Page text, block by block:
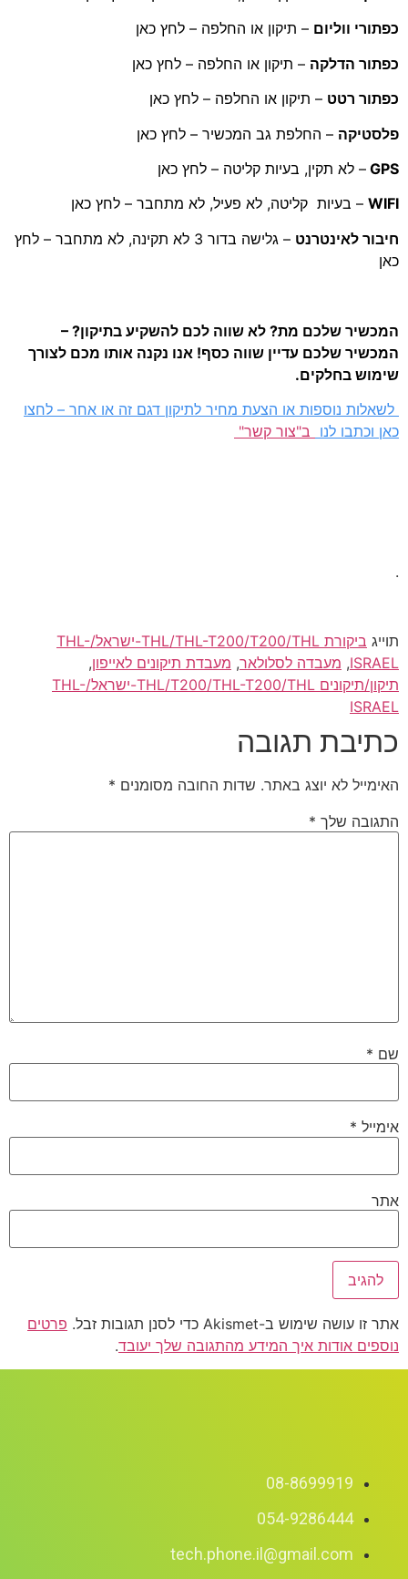
כפתורי ווליום – תיקון או החלפה – לחץ כאן
כפתור הדלקה – תיקון או החלפה – לחץ כאן
כפתור רטט – תיקון או החלפה – לחץ כאן
פלסטיקה – החלפת גב המכשיר – לחץ כאן
GPS – לא תקין, בעיות קליטה – לחץ כאן
WIFI – בעיות קליטה, לא פעיל, לא מתחבר – לחץ כאן
חיבור לאינטרנט
– גלישה בדור 3 לא תקינה, לא מתחבר – לחץ
כאן
המכשיר שלכם מת? לא שווה לכם להשקיע בתיקון? –
המכשיר שלכם עדיין שווה כסף! אנו נקנה אותו מכם לצורך
שימוש בחלקים.
לשאלות נוספות או הצעת מחיר לתיקון דגם זה או אחר – לחצו
כאן וכתבו לנו ב"צור קשר"
.
תוייג
ביקורת THL/THL-T200/T200/THL-ישראל/THL-
ISRAEL
, מעבדה לסלולאר, מעבדת תיקונים לאייפון,
תיקון/תיקונים THL/T200/THL-T200/THL-ישראל/THL-
ISRAEL
כתיבת תגובה
האימייל לא יוצג באתר. שדות החובה מסומנים *
התגובה שלך *
שם *
אימייל *
אתר
אתר זו עושה שימוש ב-Akismet כדי לסנן תגובות זבל.
פרטים
נוספים אודות איך המידע מהתגובה שלך יעובד.
08-8699919
054-9286444
tech.phone.il@gmail.com